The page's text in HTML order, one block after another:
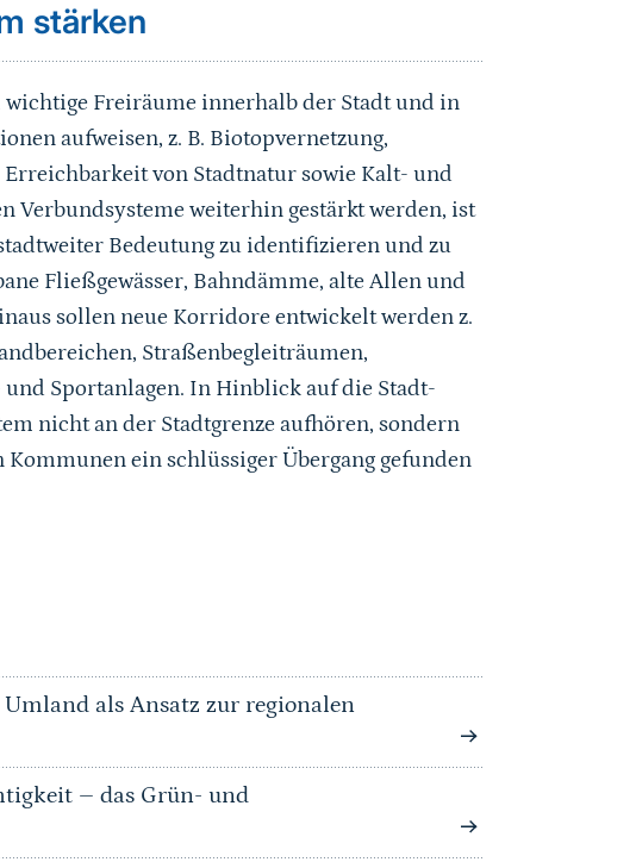
stärken
Freiräume innerhalb der Stadt und in
aufweisen, z. B. Biotopvernetzung,
von Stadtnatur sowie Kalt- und
Verbundsysteme weiterhin gestärkt werden, ist
Bedeutung zu identifizieren und zu
Fließgewässer, Bahndämme, alte Allen und
sollen neue Korridore entwickelt werden z.
Straßenbegleiträumen,
Sportanlagen. In Hinblick auf die Stadt-
nicht an der Stadtgrenze aufhören, sondern
ein schlüssiger Übergang gefunden
als Ansatz zur regionalen
– das Grün- und